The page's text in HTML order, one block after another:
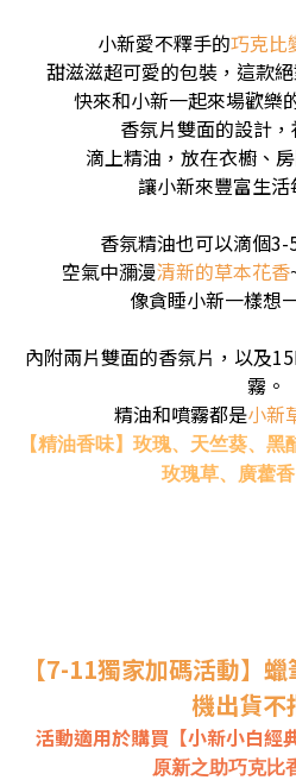
小新愛不釋手的巧克比
甜滋滋超可愛的包裝 ， 這款
快來和小新一起來場歡樂
香氛片雙面的設計
滴上精油，放在衣櫥、
讓小新來豐富生活
香氛精油也可以滴個3-
空氣中瀰漫清新的草本花香
像貪睡小新一樣想
內附兩片雙面的香氛片，以及
霧。
精油和噴霧都是小新
【精油香味】玫瑰、天竺葵、黑
玫瑰草、廣藿
【7-11獨家加碼活動】 蠟
機出貨不
活動適用於購買【小新小白經
原新之助巧克比